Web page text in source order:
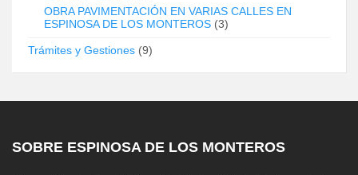
OBRA PAVIMENTACIÓN EN VARIAS CALLES EN
ESPINOSA DE LOS MONTEROS (3)
Trámites y Gestiones (9)
SOBRE ESPINOSA DE LOS MONTEROS